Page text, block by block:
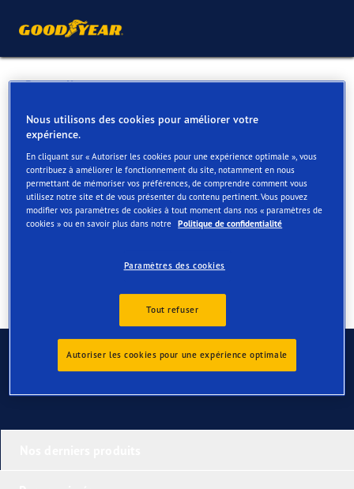
Retour liste
GROUP PASHUYSEN TIENEN
Services disponibles en ligne et en magasin
Contact Services
Contactez-nous
Nous utilisons des cookies pour améliorer votre
expérience.
En cliquant sur « Autoriser les cookies pour une expérience optimale », vous
contribuez à améliorer le fonctionnement du site, notamment en nous
permettant de mémoriser vos préférences, de comprendre comment vous
utilisez notre site et de vous présenter du contenu pertinent. Vous pouvez
modifier vos paramètres de cookies à tout moment dans nos « paramètres de
cookies » ou en savoir plus dans notre Politique de confidentialité
Paramètres des cookies
Tout refuser
Autoriser les cookies pour une expérience optimale